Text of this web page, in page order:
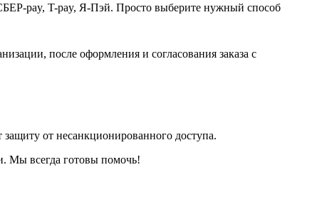
pay, T-pay, Я-Пэй. Просто выберите нужный способ
после оформления и согласования заказа с
от несанкционированного доступа.
Мы всегда готовы помочь!